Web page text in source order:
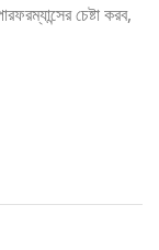
চেষ্টা করব,